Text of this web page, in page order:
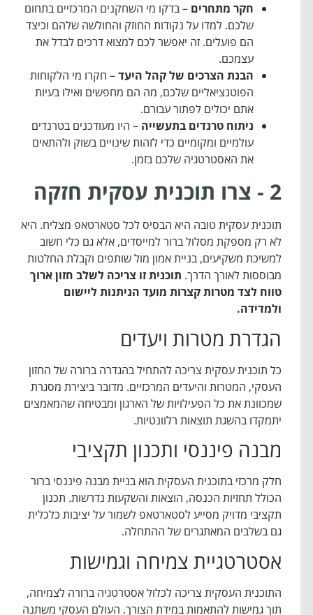
חקר מתחרים – בדקו מי השחקנים המרכזיים בתחום
שלכם. למדו על נקודות החוזק והחולשה שלהם וכיצד
הם פועלים. זה יאפשר לכם למצוא דרכים לבדל את
עצמכם.
הבנת הצרכים של קהל היעד– חקרו מי הלקוחות
הפוטנציאליים שלכם, מה הם מחפשים ואילו בעיות
אתם יכולים לפתור עבורם.
ניתוח טרנדים בתעשייה – היו מעודכנים בטרנדים
עולמיים ומקומיים כדי לזהות שינויים בשוק ולהתאים
את האסטרטגיה שלכם בזמן.
2 - צרו תוכנית עסקית חזקה
תוכנית עסקית טובה היא הבסיס לכל סטארטאפ מצליח. היא
לא רק מספקת מסלול ברור למייסדים, אלא גם כלי חשוב
למשיכת משקיעים, בניית אמון מול שותפים וקבלת החלטות
מבוססות לאורך הדרך. תוכנית זו צריכה לשלב חזון ארוך
טווח לצד מטרות קצרות מועד הניתנות ליישום
ולמדידה.
הגדרת מטרות ויעדים
כל תוכנית עסקית צריכה להתחיל בהגדרה ברורה של החזון
העסקי, המטרות והיעדים המרכזיים. מדובר ביצירת מסגרת
שמכוונת את כל הפעילויות של הארגון ומבטיחה שהמאמצים
יתמקדו בהשגת תוצאות רלוונטיות.
מבנה פיננסי ותכנון תקציבי
חלק מרכזי בתוכנית העסקית הוא בניית מבנה פיננסי ברור
הכולל תחזיות הכנסה, הוצאות והשקעות נדרשות. תכנון
תקציבי מדויק מסייע לסטארטאפ לשמור על יציבות כלכלית
גם בשלבים המאתגרים של ההתחלה.
אסטרטגיית צמיחה וגמישות
התוכנית העסקית צריכה לכלול אסטרטגיה ברורה לצמיחה,
תוך גמישות להתאמות במידת הצורך. העולם העסקי משתנה